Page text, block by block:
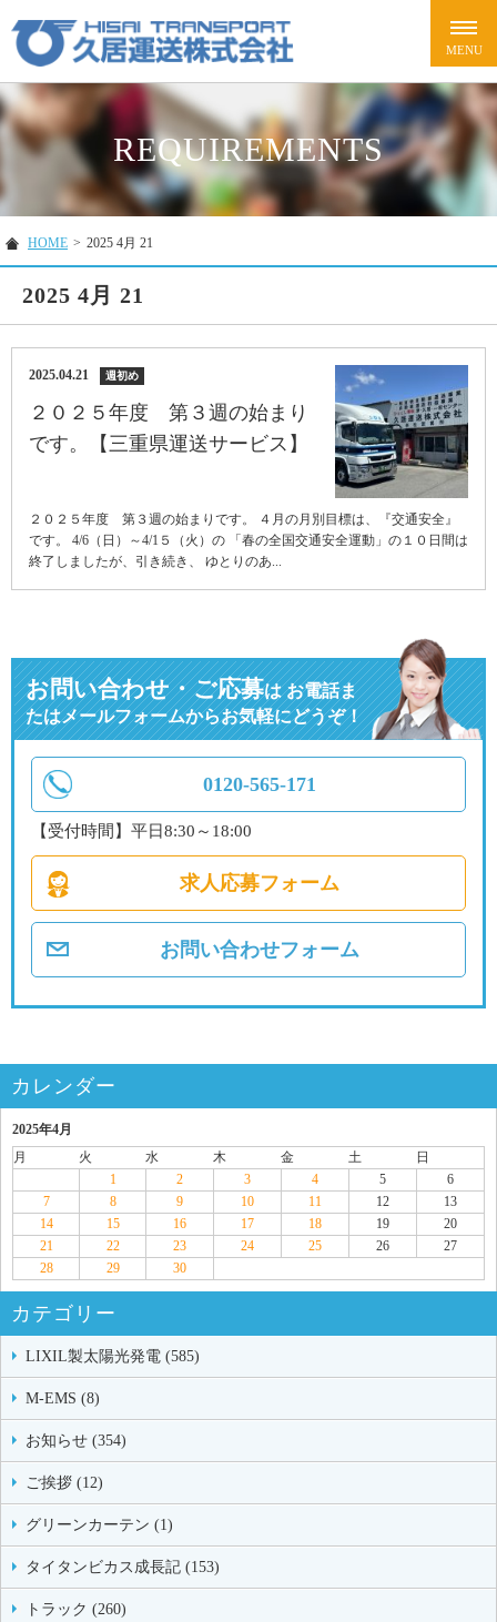
REQUIREMENTS
HOME > 2025 4月 21
2025 4月 21
2025.04.21 週初め
２０２５年度 第３週の始まり
です。【三重県運送サービス】
２０２５年度 第３週の始まりです。 ４月の月別目標は、『交通安全』
です。 4/6（日）～4/1５（火）の 「春の全国交通安全運動」の１０日間は
終了しましたが、引き続き、 ゆとりのあ...
お問い合わせ・ご応募はお電話ま
たはメールフォームからお気軽にどうぞ！
0120-565-171
【受付時間】平日8:30～18:00
求人応募フォーム
お問い合わせフォーム
カレンダー
2025年4月
月
火 水 木 金 土
日
1
2 3 4 5
6
7
8 9 10 11 12
13
14
15 16 17 18 19
20
21
22 23 24 25 26
27
28
29 30
カテゴリー
LIXIL製太陽光発電 (585)
M-EMS (8)
お知らせ (354)
ご挨拶 (12)
グリーンカーテン (1)
タイタンビカス成長記 (153)
トラック (260)